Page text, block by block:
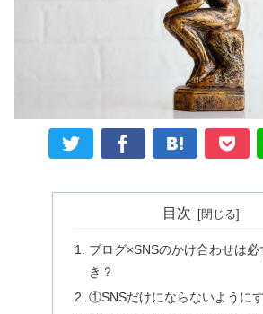
目次
ブログ×SNSのかけ合わせは必
き？
①SNSだけにならないように